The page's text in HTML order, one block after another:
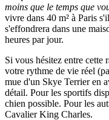
moins que le temps que
vivre dans 40 m² à Paris
s'effondrera dans une
heures par jour.
Si vous hésitez entre cette
votre rythme de vie réel
mue d'un Skye Terrier en
détail. Pour les sportifs
chien possible. Pour les
Cavalier King Charles.